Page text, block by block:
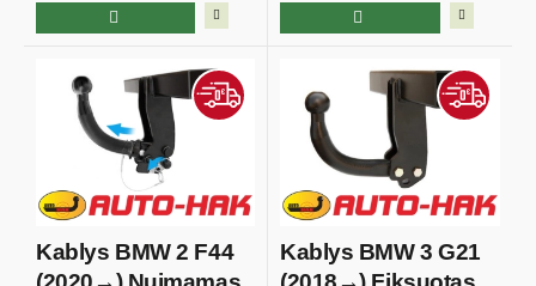
Kablys BMW 2 F44
Kablys BMW 3 G21